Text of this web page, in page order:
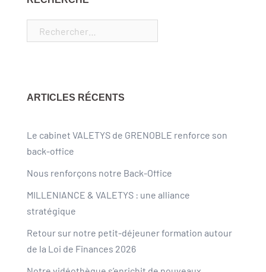
ARTICLES RÉCENTS
Le cabinet VALETYS de GRENOBLE renforce son
back-office
Nous renforçons notre Back-Office
MILLENIANCE & VALETYS : une alliance
stratégique
Retour sur notre petit-déjeuner formation autour
de la Loi de Finances 2026